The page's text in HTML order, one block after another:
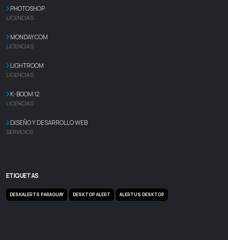
PHOTOSHOP
LICENCIAS
MONDAY.COM
LICENCIAS
LIGHTROOM
LICENCIAS
K-BOOM 12
LICENCIAS
DISEÑO Y DESARROLLO WEB
SERVICIOS
ETIQUETAS
DESKALERTS PARAGUAY DESKTOP ALERT ALERTUS DESKTOP